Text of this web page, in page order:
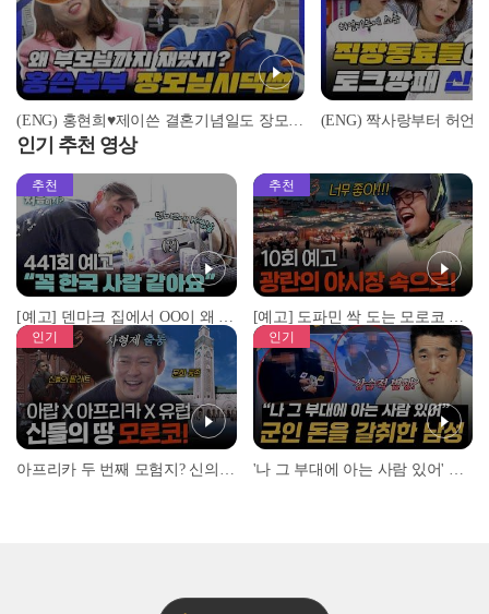
(ENG) 홍현희♥제이쓴 결혼기념일도 장모님과 함께..?! 가족까지 어나더 클라쓰인 유쾌한 장인장모님 SULL l #5시55분 l #비디오스타
인기 추천 영상
추천
[예고] 덴마크 집에서 OO이 왜 나와...? 이상할 정도로 한국을 사랑하는 우리 형을 제보합니다!
추천
[예고] 도파민 싹 도는 모로코 야시장 투어!
인기 인기